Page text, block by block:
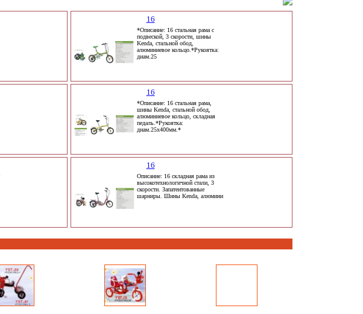
16
*Описание: 16 стальная рама с
подвеской, 3 скорости, шины
Kenda, стальной обод,
алюминиевое кольцо.*Рукоятка:
диам.25
16
*Описание: 16 стальная рама,
шины Kenda, стальной обод,
алюминиевое кольцо, складная
педаль.*Рукоятка:
диам.25х400мм.*
16
Описание: 16 складная рама из
высокотехнологичной стали, 3
скорости. Запатентованные
шарниры. Шины Kenda, алюмини